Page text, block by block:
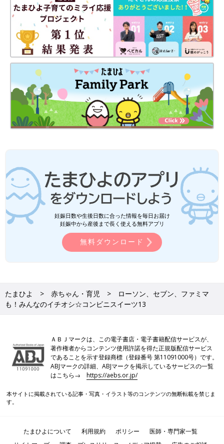
妊娠日数や生後日数に合った情報を毎日お届け
妊娠中から産後まで長く使える無料アプリ
無料ダウンロード
たまひよ 赤ちゃん・育児
ローソン、セブン、ファミマ
も！みんなのイチオシ☆コンビニスイーツ13
ＡＢＪマークは、この電子書店・電子書籍配信サービスが、
著作権者からコンテンツ使用許諾を得た正規版配信サービス
であることを示す登録商標（登録番号 第11091000号）です。
ABJマークの詳細、ABJマークを掲示しているサービスの一覧
はこちら→https://aebs.or.jp/
本サイトに掲載されている記事・写真・イラスト等のコンテンツの無断転載を禁じま
す。
たまひよについて 利用規約 ポリシー
医師・専門家一覧